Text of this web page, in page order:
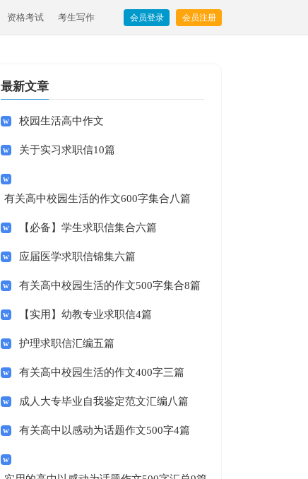
资格考试 考生写作 会员登录 会员注册
最新文章
校园生活高中作文
关于实习求职信10篇
有关高中校园生活的作文600字集合八篇
【必备】学生求职信集合六篇
应届医学求职信锦集六篇
有关高中校园生活的作文500字集合8篇
【实用】幼教专业求职信4篇
护理求职信汇编五篇
有关高中校园生活的作文400字三篇
成人大专毕业自我鉴定范文汇编八篇
有关高中以感动为话题作文500字4篇